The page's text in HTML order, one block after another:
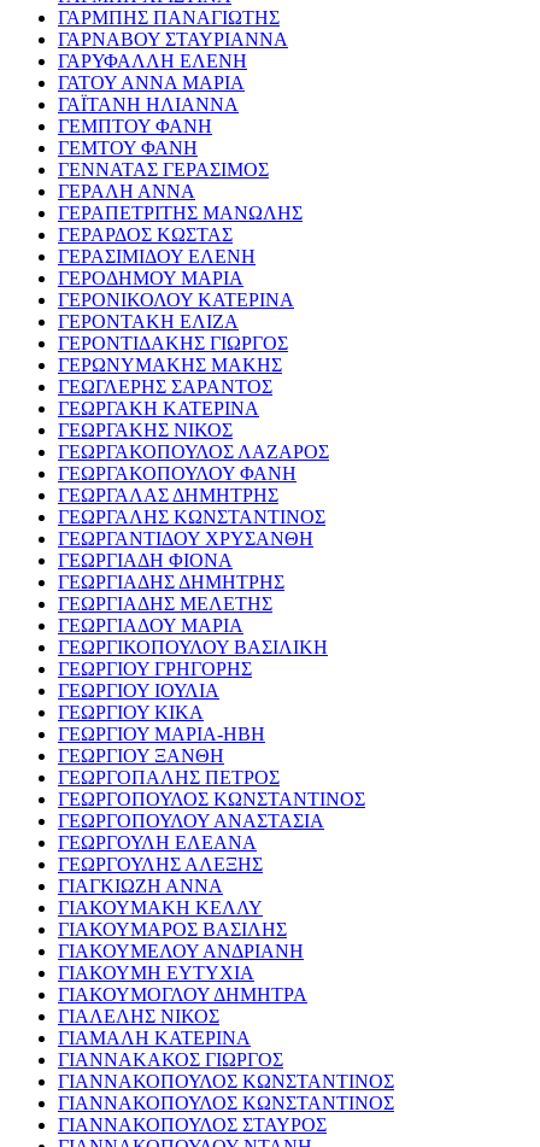
ΓΑΡΜΠΗΣ ΠΑΝΑΓΙΩΤΗΣ
ΓΑΡΝΑΒΟΥ ΣΤΑΥΡΙΑΝΝΑ
ΓΑΡΥΦΑΛΛΗ ΕΛΕΝΗ
ΓΑΤΟΥ ΑΝΝΑ ΜΑΡΙΑ
ΓΑΪΤΑΝΗ ΗΛΙΑΝΝΑ
ΓΕΜΠΤΟΥ ΦΑΝΗ
ΓΕΜΤΟΥ ΦΑΝΗ
ΓΕΝΝΑΤΑΣ ΓΕΡΑΣΙΜΟΣ
ΓΕΡΑΛΗ ΑΝΝΑ
ΓΕΡΑΠΕΤΡΙΤΗΣ ΜΑΝΩΛΗΣ
ΓΕΡΑΡΔΟΣ ΚΩΣΤΑΣ
ΓΕΡΑΣΙΜΙΔΟΥ ΕΛΕΝΗ
ΓΕΡΟΔΗΜΟΥ ΜΑΡΙΑ
ΓΕΡΟΝΙΚΟΛΟΥ ΚΑΤΕΡΙΝΑ
ΓΕΡΟΝΤΑΚΗ ΕΛΙΖΑ
ΓΕΡΟΝΤΙΔΑΚΗΣ ΓΙΩΡΓΟΣ
ΓΕΡΩΝΥΜΑΚΗΣ ΜΑΚΗΣ
ΓΕΩΓΛΕΡΗΣ ΣΑΡΑΝΤΟΣ
ΓΕΩΡΓΑΚΗ ΚΑΤΕΡΙΝΑ
ΓΕΩΡΓΑΚΗΣ ΝΙΚΟΣ
ΓΕΩΡΓΑΚΟΠΟΥΛΟΣ ΛΑΖΑΡΟΣ
ΓΕΩΡΓΑΚΟΠΟΥΛΟΥ ΦΑΝΗ
ΓΕΩΡΓΑΛΑΣ ΔΗΜΗΤΡΗΣ
ΓΕΩΡΓΑΛΗΣ ΚΩΝΣΤΑΝΤΙΝΟΣ
ΓΕΩΡΓΑΝΤΙΔΟΥ ΧΡΥΣΑΝΘΗ
ΓΕΩΡΓΙΑΔΗ ΦΙΟΝΑ
ΓΕΩΡΓΙΑΔΗΣ ΔΗΜΗΤΡΗΣ
ΓΕΩΡΓΙΑΔΗΣ ΜΕΛΕΤΗΣ
ΓΕΩΡΓΙΑΔΟΥ ΜΑΡΙΑ
ΓΕΩΡΓΙΚΟΠΟΥΛΟΥ ΒΑΣΙΛΙΚΗ
ΓΕΩΡΓΙΟΥ ΓΡΗΓΟΡΗΣ
ΓΕΩΡΓΙΟΥ ΙΟΥΛΙΑ
ΓΕΩΡΓΙΟΥ ΚΙΚΑ
ΓΕΩΡΓΙΟΥ ΜΑΡΙΑ-ΗΒΗ
ΓΕΩΡΓΙΟΥ ΞΑΝΘΗ
ΓΕΩΡΓΟΠΑΛΗΣ ΠΕΤΡΟΣ
ΓΕΩΡΓΟΠΟΥΛΟΣ ΚΩΝΣΤΑΝΤΙΝΟΣ
ΓΕΩΡΓΟΠΟΥΛΟΥ ΑΝΑΣΤΑΣΙΑ
ΓΕΩΡΓΟΥΛΗ ΕΛΕΑΝΑ
ΓΕΩΡΓΟΥΛΗΣ ΑΛΕΞΗΣ
ΓΙΑΓΚΙΩΖΗ ΑΝΝΑ
ΓΙΑΚΟΥΜΑΚΗ ΚΕΛΛΥ
ΓΙΑΚΟΥΜΑΡΟΣ ΒΑΣΙΛΗΣ
ΓΙΑΚΟΥΜΕΛΟΥ ΑΝΔΡΙΑΝΗ
ΓΙΑΚΟΥΜΗ ΕΥΤΥΧΙΑ
ΓΙΑΚΟΥΜΟΓΛΟΥ ΔΗΜΗΤΡΑ
ΓΙΑΛΕΛΗΣ ΝΙΚΟΣ
ΓΙΑΜΑΛΗ ΚΑΤΕΡΙΝΑ
ΓΙΑΝΝΑΚΑΚΟΣ ΓΙΩΡΓΟΣ
ΓΙΑΝΝΑΚΟΠΟΥΛΟΣ ΚΩΝΣΤΑΝΤΙΝΟΣ
ΓΙΑΝΝΑΚΟΠΟΥΛΟΣ ΚΩΝΣΤΑΝΤΙΝΟΣ
ΓΙΑΝΝΑΚΟΠΟΥΛΟΣ ΣΤΑΥΡΟΣ